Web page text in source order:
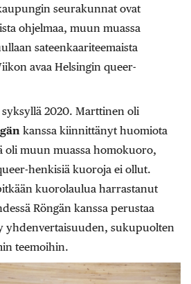
seurakunnat ovat
ohjelmaa, muun muassa
sateenkaariteemaista
avaa Helsingin queer-
2020. Marttinen oli
kanssa kiinnittänyt huomiota
oli muun muassa homokuoro,
henkisiä kuoroja ei ollut.
kuorolaulua harrastanut
Röngän kanssa perustaa
yhdenvertaisuuden, sukupuolten
teemoihin.